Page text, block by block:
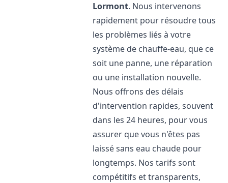
Lormont. Nous intervenons
rapidement pour résoudre tous
les problèmes liés à votre
système de chauffe-eau, que ce
soit une panne, une réparation
ou une installation nouvelle.
Nous offrons des délais
d'intervention rapides, souvent
dans les 24 heures, pour vous
assurer que vous n'êtes pas
laissé sans eau chaude pour
longtemps. Nos tarifs sont
compétitifs et transparents,